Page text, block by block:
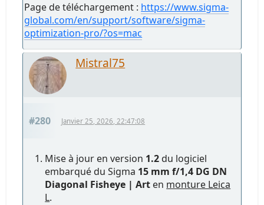
Page de téléchargement : https://www.sigma-
global.com/en/support/software/sigma-
optimization-pro/?os=mac
Mistral75
#280 Janvier 25, 2026, 22:47:08
Mise à jour en version 1.2 du logiciel
embarqué du Sigma 15 mm f/1,4 DG DN
Diagonal Fisheye | Art en monture Leica
L.